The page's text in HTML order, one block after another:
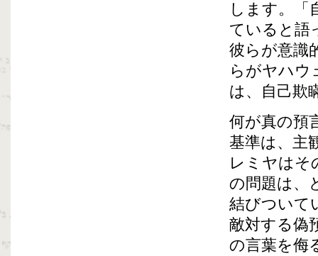
します。「
ていると語
彼らが意識
らがヤハウ
は、自己欺
何が真の預
基準は、主
レミヤはそ
の問題は、
結びついて
敵対する偽
の言葉を侮